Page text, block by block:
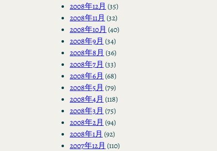
2008年12月 (35)
2008年11月 (32)
2008年10月 (40)
2008年9月 (34)
2008年8月 (36)
2008年7月 (33)
2008年6月 (68)
2008年5月 (79)
2008年4月 (118)
2008年3月 (75)
2008年2月 (94)
2008年1月 (92)
2007年12月 (110)